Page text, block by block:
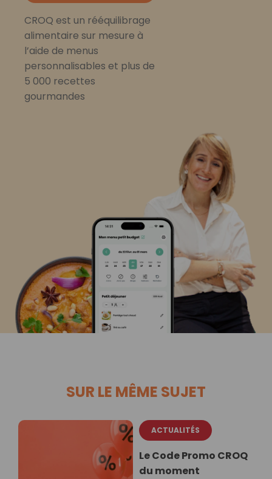
CROQ est un rééquilibrage
alimentaire sur mesure à
l’aide de menus
personnalisables et plus de
5 000 recettes
gourmandes
SUR LE MÊME SUJET
ACTUALITÉS
Le Code Promo CROQ
du moment